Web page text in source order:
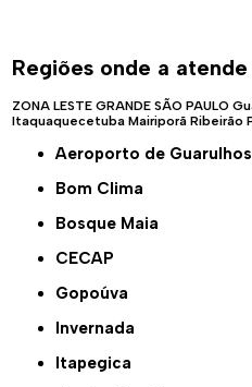
Regiões onde a atende
ZONA LESTE GRANDE SÃO PAULO
Itaquaquecetuba Mairiporã Ribeirão
Aeroporto de Guarulhos
Bom Clima
Bosque Maia
CECAP
Gopoúva
Invernada
Itapegica